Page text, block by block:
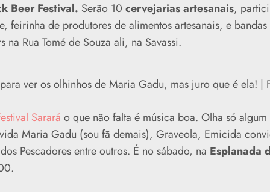
Beer Festival. Serão 10 cervejarias artesanais,
feirinha de produtores de alimentos artesanais, e
Rua Tomé de Souza ali, na Savassi.
ver os olhinhos de Maria Gadu, mas juro que é ela! |
Sarará o que não falta é música boa. Olha só
Maria Gadu (sou fã demais), Graveola, Emicida
Pescadores entre outros. É no sábado, na Esplanada